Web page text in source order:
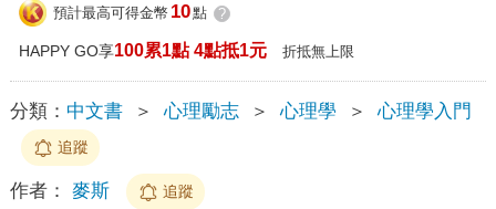
預計最高可得金幣 10點 ?
HAPPY GO享100累1點 4點抵1元 折抵無上限
分類： 中文書 ＞ 心理勵志 ＞ 心理學 ＞ 心理學入門
追蹤
作者： 麥斯 追蹤